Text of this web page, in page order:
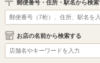
郵便番号・住所・駅名から検索
お店の名前から検索する